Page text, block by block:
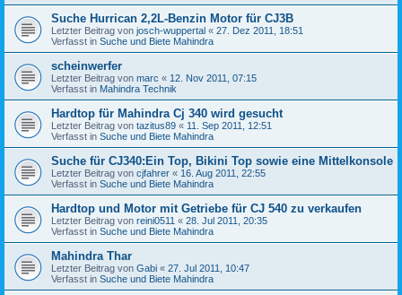
Suche Hurrican 2,2L-Benzin Motor für CJ3B
Letzter Beitrag von josch-wuppertal « 27. Dez 2011, 18:51
Verfasst in Suche und Biete Mahindra
scheinwerfer
Letzter Beitrag von marc « 12. Nov 2011, 07:15
Verfasst in Mahindra Technik
Hardtop für Mahindra Cj 340 wird gesucht
Letzter Beitrag von tazitus89 « 11. Sep 2011, 12:51
Verfasst in Suche und Biete Mahindra
Suche für CJ340:Ein Top, Bikini Top sowie eine Mittelkonsole
Letzter Beitrag von cjfahrer « 16. Aug 2011, 22:55
Verfasst in Suche und Biete Mahindra
Hardtop und Motor mit Getriebe für CJ 540 zu verkaufen
Letzter Beitrag von reini0511 « 28. Jul 2011, 20:35
Verfasst in Suche und Biete Mahindra
Mahindra Thar
Letzter Beitrag von Gabi « 27. Jul 2011, 10:47
Verfasst in Suche und Biete Mahindra